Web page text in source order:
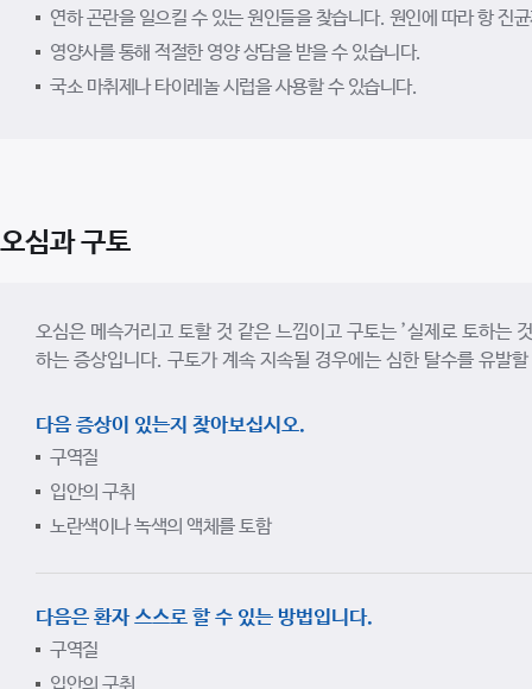
연하 곤란을 일으킬 수 있는 원인들을 찾습니다. 원인에 따라 항 진
영양사를 통해 적절한 영양 상담을 받을 수 있습니다.
국소 마취제나 타이레놀 시럽을 사용할 수 있습니다.
오심과 구토
오심은 메슥거리고 토할 것 같은 느낌이고 구토는 ’실제로 토하는
하는 증상입니다. 구토가 계속 지속될 경우에는 심한 탈수를 유발
다음 증상이 있는지 찾아보십시오.
구역질
입안의 구취
노란색이나 녹색의 액체를 토함
다음은 환자 스스로 할 수 있는 방법입니다.
구역질